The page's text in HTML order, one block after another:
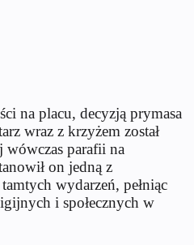
na placu, decyzją prymasa
wraz z krzyżem został
wówczas parafii na
on jedną z
wydarzeń, pełniąc
i społecznych w